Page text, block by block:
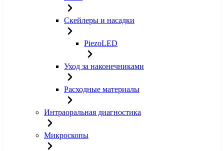
Скейлеры и насадки
PiezoLED
Уход за наконечниками
Расходные материалы
Интраоральная диагностика
Микроскопы